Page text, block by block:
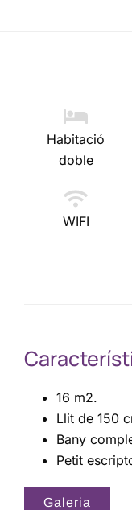
Habitació
doble
WIFI
16 m2.
Llit de 150
Bany
Petit
Galeria